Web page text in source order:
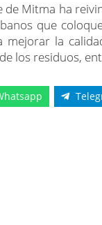
de Mitma ha
que
la
los residuos,